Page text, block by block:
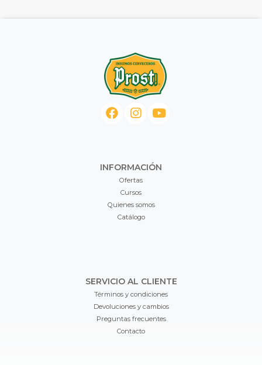
INFORMACIÓN
Ofertas
Cursos
Quienes somos
Catálogo
SERVICIO AL CLIENTE
Términos y condiciones
Devoluciones y cambios
Preguntas frecuentes
Contacto